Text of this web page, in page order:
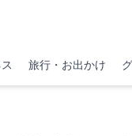
旅行・お出かけ